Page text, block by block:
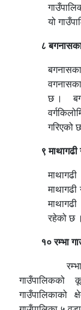
यो
८
छ ।
गरिएको
९ माथागढी
रहेको छ
१० रम्भा
रम्भा
गाउँपालिकाको